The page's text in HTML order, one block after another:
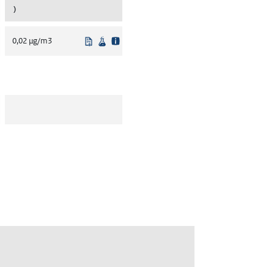
)
bron
0,02 µg/m3 Uit regelgeving
Wetenschappelijke bron
bron
bron